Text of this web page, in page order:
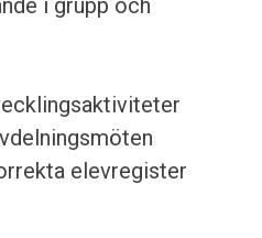
i grupp och
elevregister